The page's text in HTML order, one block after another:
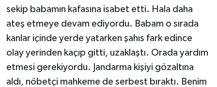
sekip babamın kafasına isabet etti. Hala daha
ateş etmeye devam ediyordu. Babam o sırada
kanlar içinde yerde yatarken şahıs fark edince
olay yerinden kaçıp gitti, uzaklaştı. Orada yardım
etmesi gerekiyordu. Jandarma kişiyi gözaltına
aldı, nöbetçi mahkeme de serbest bıraktı. Benim